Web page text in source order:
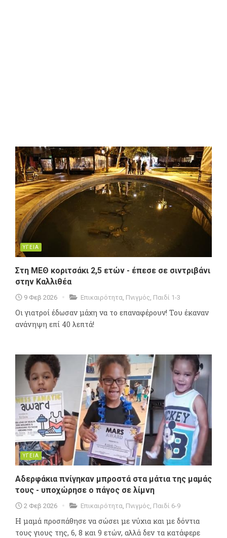
ΥΓΕΙΑ
Στη ΜΕΘ κοριτσάκι 2,5 ετών - έπεσε σε σιντριβάνι
στην Καλλιθέα
9 Φεβ 2026 Επικαιρότητα, Πνιγμός, Παιδί 1-3
Οι γιατροί έδωσαν μάχη να το επαναφέρουν! Του έκαναν
ανάνηψη επί 40 λεπτά!
ΥΓΕΙΑ
Αδερφάκια πνίγηκαν μπροστά στα μάτια της μαμάς
τους - υποχώρησε ο πάγος σε λίμνη
2 Φεβ 2026 Επικαιρότητα Πνιγμός Παιδί 6-9
Η μαμά προσπάθησε να σώσει με νύχια και με δόντια
τους γιους της, 6, 8 και 9 ετών, αλλά δεν τα κατάφερε